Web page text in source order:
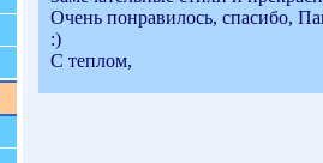
Очень понравилось, спасибо,
:)
С теплом,